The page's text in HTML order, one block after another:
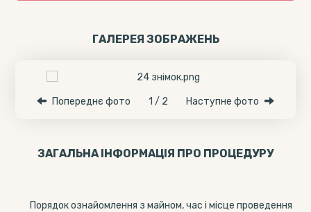
ГАЛЕРЕЯ ЗОБРАЖЕНЬ
Попереднє фото 1 / 2 Наступне фото
ЗАГАЛЬНА ІНФОРМАЦІЯ ПРО ПРОЦЕДУРУ
Порядок ознайомлення з майном, час і місце проведення